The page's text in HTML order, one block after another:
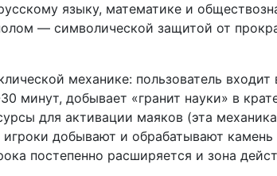
языку, математике и
— символической защитой от
механике: пользователь входит
минут, добывает «гранит науки» в
для активации маяков (эта
игроки добывают и обрабатывают
постепенно расширяется и зона